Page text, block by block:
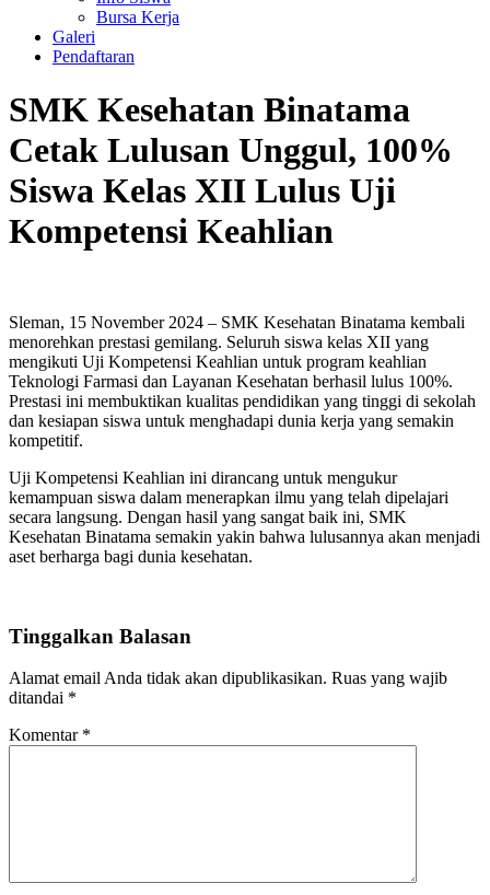
Bursa Kerja
Galeri
Pendaftaran
SMK Kesehatan Binatama
Cetak Lulusan Unggul, 100%
Siswa Kelas XII Lulus Uji
Kompetensi Keahlian
Sleman, 15 November 2024 – SMK Kesehatan Binatama kembali
menorehkan prestasi gemilang. Seluruh siswa kelas XII yang
mengikuti Uji Kompetensi Keahlian untuk program keahlian
Teknologi Farmasi dan Layanan Kesehatan berhasil lulus 100%.
Prestasi ini membuktikan kualitas pendidikan yang tinggi di sekolah
dan kesiapan siswa untuk menghadapi dunia kerja yang semakin
kompetitif.
Uji Kompetensi Keahlian ini dirancang untuk mengukur
kemampuan siswa dalam menerapkan ilmu yang telah dipelajari
secara langsung. Dengan hasil yang sangat baik ini, SMK
Kesehatan Binatama semakin yakin bahwa lulusannya akan menjadi
aset berharga bagi dunia kesehatan.
Tinggalkan Balasan
Alamat email Anda tidak akan dipublikasikan. Ruas yang wajib
ditandai *
Komentar *